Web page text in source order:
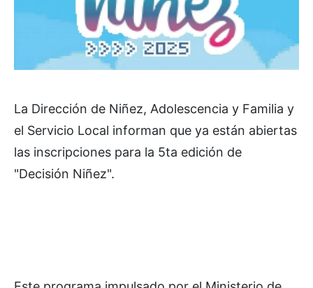
La Dirección de Niñez, Adolescencia y Familia y
el Servicio Local informan que ya están abiertas
las inscripciones para la 5ta edición de
"Decisión Niñez".